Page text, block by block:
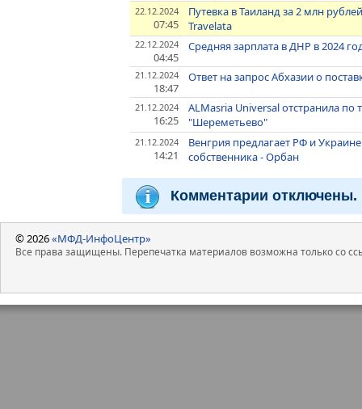
22.12.2024
07:45
Путевка в Таиланд за 2 млн
Travelata
22.12.2024
04:45
Средняя зарплата в ДНР в 2024
21.12.2024
18:47
Ответ на запрос Абхазии о
21.12.2024
16:25
ALMasria Universal отстранила
"Шереметьево"
21.12.2024
14:21
Венгрия предлагает РФ и
собственника - Орбан
Комментарии отключены.
© 2026«МФД-ИнфоЦентр»
Все права защищены. Перепечатка материалов возможна только со